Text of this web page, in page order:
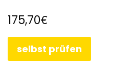
175,70€
selbst prüfen